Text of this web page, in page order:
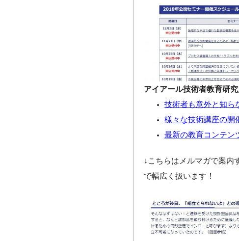
アイアール技術者教育研
技術者も意外と知ら
様々な技術講座の開
最新の教育コンテン
↓こちらはメルマガで案内
で幅広く扱います！